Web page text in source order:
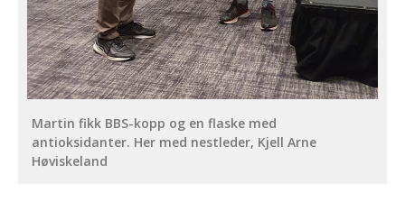
Martin fikk BBS-kopp og en flaske med
antioksidanter. Her med nestleder, Kjell Arne
Høviskeland